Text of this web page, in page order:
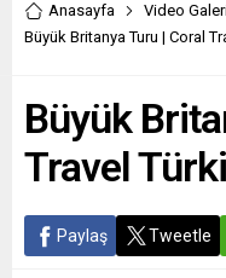
Anasayfa
Video
Büyük Britanya Turu | Coral
Büyük
Travel
Paylaş Tweetle